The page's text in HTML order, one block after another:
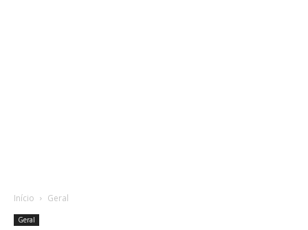
Início Geral
Geral